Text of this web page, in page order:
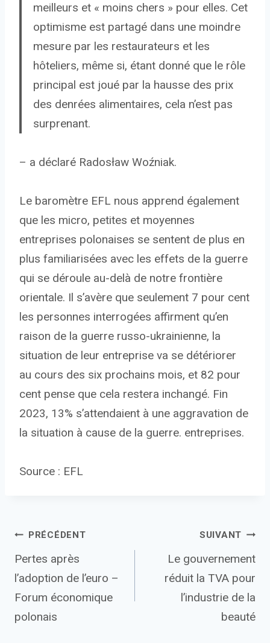
meilleurs et « moins chers » pour elles. Cet
optimisme est partagé dans une moindre
mesure par les restaurateurs et les
hôteliers, même si, étant donné que le rôle
principal est joué par la hausse des prix
des denrées alimentaires, cela n’est pas
surprenant.
– a déclaré Radosław Woźniak.
Le baromètre EFL nous apprend également
que les micro, petites et moyennes
entreprises polonaises se sentent de plus en
plus familiarisées avec les effets de la guerre
qui se déroule au-delà de notre frontière
orientale. Il s’avère que seulement 7 pour cent
les personnes interrogées affirment qu’en
raison de la guerre russo-ukrainienne, la
situation de leur entreprise va se détériorer
au cours des six prochains mois, et 82 pour
cent pense que cela restera inchangé. Fin
2023, 13% s’attendaient à une aggravation de
la situation à cause de la guerre. entreprises.
Source : EFL
Navigation
de
l’article
PRÉCÉDENT
Pertes après
l’adoption de l’euro –
Forum économique
polonais
SUIVANT
Le gouvernement
réduit la TVA pour
l’industrie de la
beauté